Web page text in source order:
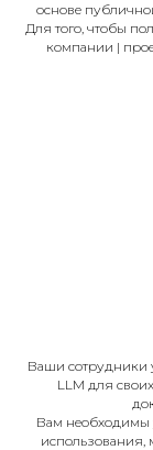
основе
Для того, чтобы
компании |
Ваши сотрудники
LLM для
Вам необходимы
использования,